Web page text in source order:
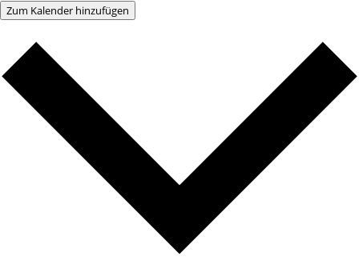
Zum Kalender hinzufügen